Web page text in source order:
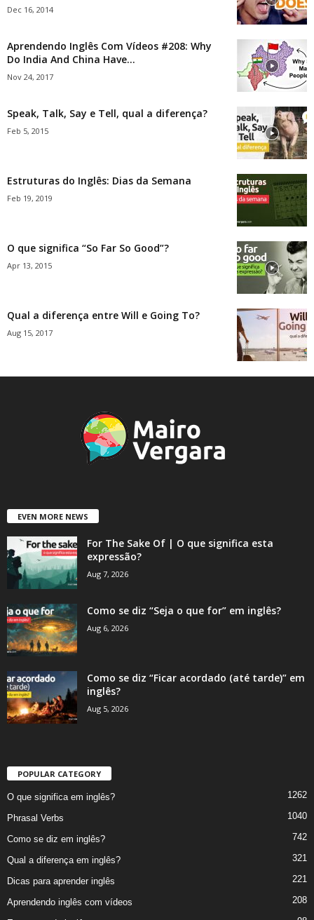
Dec 16, 2014
Aprendendo Inglês Com Vídeos #208: Why
Do India And China Have...
Nov 24, 2017
Speak, Talk, Say e Tell, qual a diferença?
Feb 5, 2015
Estruturas do Inglês: Dias da Semana
Feb 19, 2019
O que significa “So Far So Good”?
Apr 13, 2015
Qual a diferença entre Will e Going To?
Aug 15, 2017
EVEN MORE NEWS
For The Sake Of | O que significa esta
expressão?
Aug 7, 2026
Como se diz “Seja o que for” em inglês?
Aug 6, 2026
Como se diz “Ficar acordado (até tarde)” em
inglês?
Aug 5, 2026
POPULAR CATEGORY
O que significa em inglês? 1262
Phrasal Verbs 1040
Como se diz em inglês? 742
Qual a diferença em inglês? 321
Dicas para aprender inglês 221
Aprendendo inglês com vídeos 208